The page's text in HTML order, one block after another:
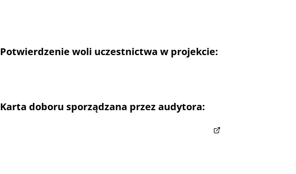
Potwierdzenie woli uczestnictwa w projekcie:
Karta doboru sporządzana przez audytora:
(otwiera w nowym oknie)